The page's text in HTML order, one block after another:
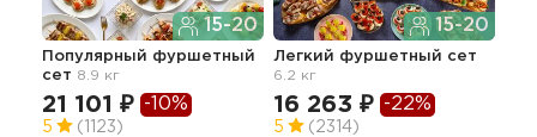
15-20
Популярный фуршетный
сет 8.9 кг
21 101 ₽ -10%
5 (1123)
15-20
Легкий фуршетный сет
6.2 кг
16 263 ₽ -22%
5 (2314)